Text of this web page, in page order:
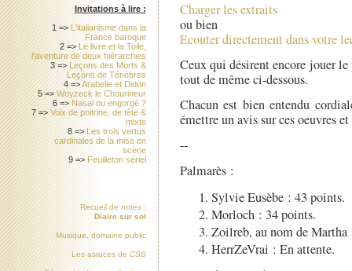
Charger les extraits
ou bien
Ecouter directement dans votre
Ceux qui désirent encore jouer
tout de même ci-dessous.
Chacun est bien entendu
émettre un avis sur ces oeuvres
--
Palmarès :
Sylvie Eusèbe : 43 points.
Morloch : 34 points.
Zoilreb, au nom de
HerrZeVrai : En attente.
Invitations à lire :
1 => L'italianisme dans la
France baroque
2 => Le livre et la Toile,
l'aventure de deux hiérarchies
3 => Leçons des Morts &
Leçons de Ténèbres
4 =>Arabelle et Didon
5 =>Woyzeck le Chourineur
6 => Nasal ou engorgé ?
7 =>Voix de poitrine, de tête &
mixte
8 => Les trois vertus
cardinales de la mise en
scène
9 => Feuilleton sériel
Recueil de notes :
Diaire sur sol
Musique, domaine public
Les astuces de CSS